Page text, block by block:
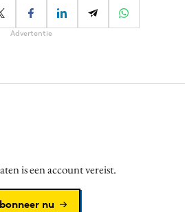
Advertentie
is een account vereist.
nu